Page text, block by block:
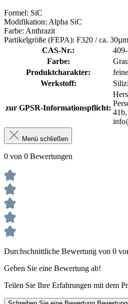
Formel: SiC
Modifikation: Alpha SiC
Farbe: Anthrazit
Partikelgröße (FEPA): F320 / ca. 30µm
CAS-Nr.:
Farbe:
Grau
Produktcharakter:
Werkstoff:
zur GPSR-Informationspflicht:
Menü schließen
0 von 0 Bewertungen
Durchschnittliche Bewertung von 0
Geben Sie eine Bewertung ab!
Teilen Sie Ihre Erfahrungen mit dem